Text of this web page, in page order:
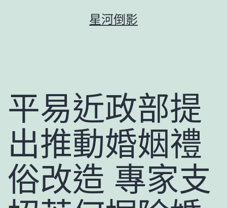
星河倒影
平易近政部提
出推動婚姻禮
俗改造 專家支